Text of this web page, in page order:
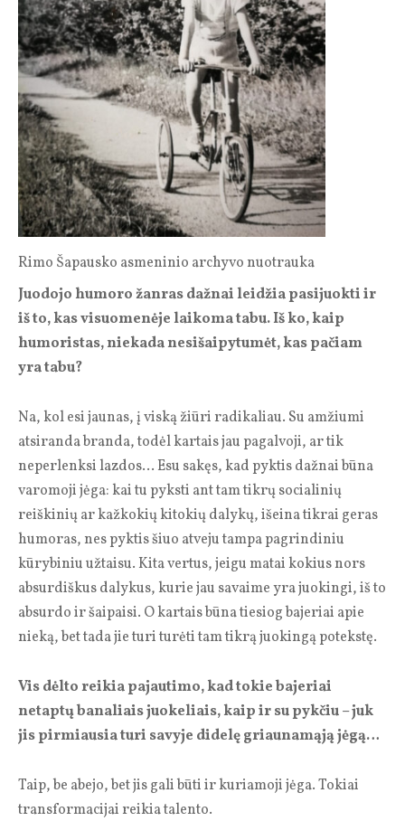
Rimo Šapausko asmeninio archyvo nuotrauka
Juodojo humoro žanras dažnai leidžia pasijuokti ir
iš to, kas visuomenėje laikoma tabu. Iš ko, kaip
humoristas, niekada nesišaipytumėt, kas pačiam
yra tabu?
Na, kol esi jaunas, į viską žiūri radikaliau. Su amžiumi
atsiranda branda, todėl kartais jau pagalvoji, ar tik
neperlenksi lazdos… Esu sakęs, kad pyktis dažnai būna
varomoji jėga: kai tu pyksti ant tam tikrų socialinių
reiškinių ar kažkokių kitokių dalykų, išeina tikrai geras
humoras, nes pyktis šiuo atveju tampa pagrindiniu
kūrybiniu užtaisu. Kita vertus, jeigu matai kokius nors
absurdiškus dalykus, kurie jau savaime yra juokingi, iš to
absurdo ir šaipaisi. O kartais būna tiesiog bajeriai apie
nieką, bet tada jie turi turėti tam tikrą juokingą potekstę.
Vis dėlto reikia pajautimo, kad tokie bajeriai
netaptų banaliais juokeliais, kaip ir su pykčiu – juk
jis pirmiausia turi savyje didelę griaunamąją jėgą…
Taip, be abejo, bet jis gali būti ir kuriamoji jėga. Tokiai
transformacijai reikia talento.